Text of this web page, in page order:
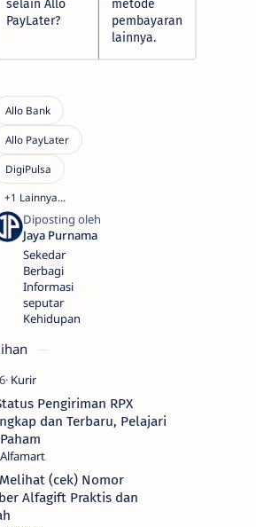
selain Allo
PayLater?
metode
pembayaran
lainnya.
Sekedar
Berbagi
Informasi
seputar
Kehidupan
Pengiriman RPX
dan Terbaru, Pelajari
(cek) Nomor
Alfagift Praktis dan